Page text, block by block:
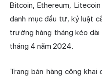
Bitcoin, Ethereum,
danh mục đầu tư, kỷ luật
trường hàng tháng kéo
tháng 4 năm 2024.
Trang bán hàng công khai